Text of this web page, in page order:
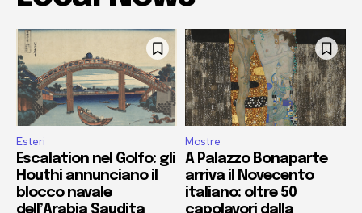
Esteri
Escalation nel Golfo: gli
Houthi annunciano il
blocco navale
dell’Arabia Saudita
Mostre
A Palazzo Bonaparte
arriva il Novecento
italiano: oltre 50
capolavori dalla